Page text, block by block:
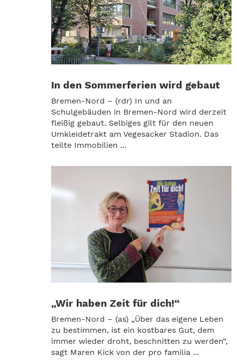
In den Sommerferien wird gebaut
Bremen-Nord – (rdr) In und an
Schulgebäuden in Bremen-Nord wird derzeit
fleißig gebaut. Selbiges gilt für den neuen
Umkleidetrakt am Vegesacker Stadion. Das
teilte Immobilien ...
„Wir haben Zeit für dich!“
Bremen-Nord – (as) „Über das eigene Leben
zu bestimmen, ist ein kostbares Gut, dem
immer wieder droht, beschnitten zu werden“,
sagt Maren Kick von der pro familia ...